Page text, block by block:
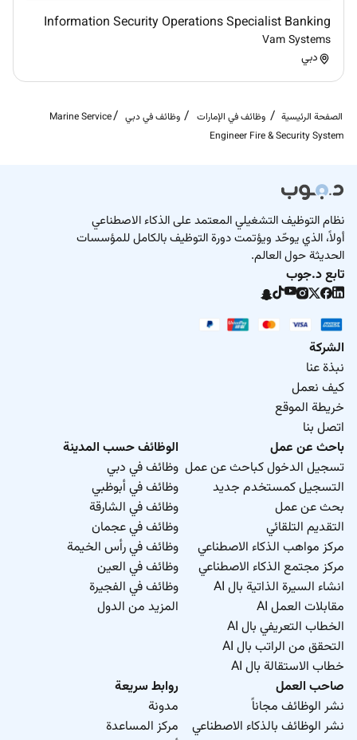
Information Security Operations Specialist Banking
Vam Systems
دبي
الصفحة الرئيسية وظائف في الإمارات وظائف في دبي
Marine Service
Engineer Fire & Security System
نظام التوظيف التشغيلي المعتمد على الذكاء الاصطناعي
أولاً، الذي يوحّد ويؤتمت دورة التوظيف بالكامل للمؤسسات
الحديثة حول العالم.
تابع د.جوب
الشركة
نبذة عنا
كيف نعمل
خريطة الموقع
اتصل بنا
باحث عن عمل
تسجيل الدخول كباحث عن عمل
التسجيل كمستخدم جديد
بحث عن عمل
التقديم التلقائي
مركز مواهب الذكاء الاصطناعي
مركز مجتمع الذكاء الاصطناعي
انشاء السيرة الذاتية بال AI
مقابلات العمل AI
الخطاب التعريفي بال AI
التحقق من الراتب بال AI
خطاب الاستقالة بال AI
الوظائف حسب المدينة
وظائف في دبي
وظائف في أبوظبي
وظائف في الشارقة
وظائف في عجمان
وظائف في رأس الخيمة
وظائف في العين
وظائف في الفجيرة
المزيد من الدول
صاحب العمل
نشر الوظائف مجاناً
نشر الوظائف بالذكاء الاصطناعي
روابط سريعة
مدونة
مركز المساعدة